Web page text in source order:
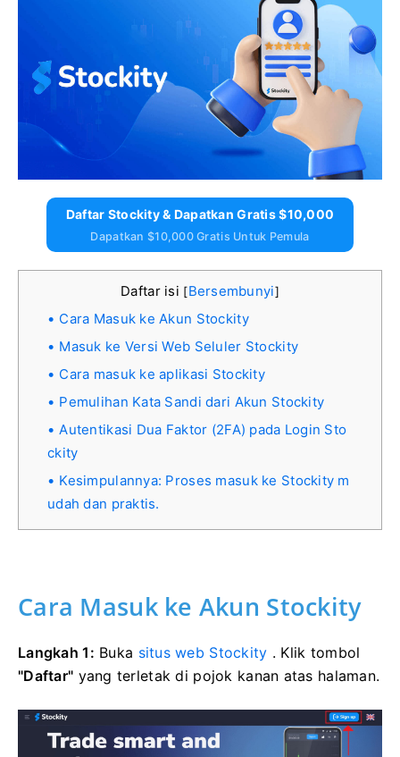
Daftar Stockity & Dapatkan Gratis $10,000
Dapatkan $10,000 Gratis Untuk Pemula
Daftar isi [Bersembunyi]
Cara Masuk ke Akun Stockity
Masuk ke Versi Web Seluler Stockity
Cara masuk ke aplikasi Stockity
Pemulihan Kata Sandi dari Akun Stockity
Autentikasi Dua Faktor (2FA) pada Login Sto
ckity
Kesimpulannya: Proses masuk ke Stockity m
udah dan praktis.
Cara Masuk ke Akun Stockity
Langkah 1: Buka situs web Stockity . Klik tombol
"Daftar" yang terletak di pojok kanan atas halaman.